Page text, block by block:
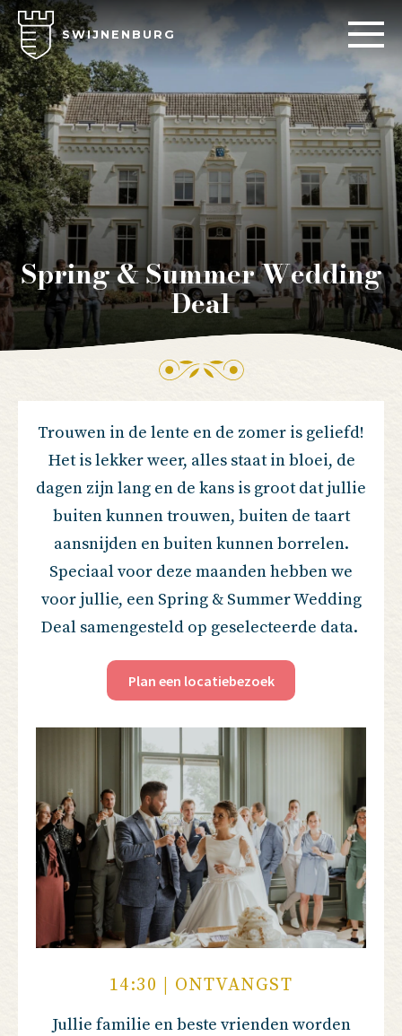
SWIJNENBURG
Spring & Summer Wedding
Deal
Trouwen in de lente en de zomer is geliefd!
Het is lekker weer, alles staat in bloei, de
dagen zijn lang en de kans is groot dat jullie
buiten kunnen trouwen, buiten de taart
aansnijden en buiten kunnen borrelen.
Speciaal voor deze maanden hebben we
voor jullie, een Spring & Summer Wedding
Deal samengesteld op geselecteerde data.
Plan een locatiebezoek
14:30 | ONTVANGST
Jullie familie en beste vrienden worden